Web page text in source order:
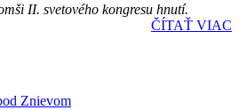
II. svetového kongresu hnutí.
ČÍTAŤ VIAC
Znievom